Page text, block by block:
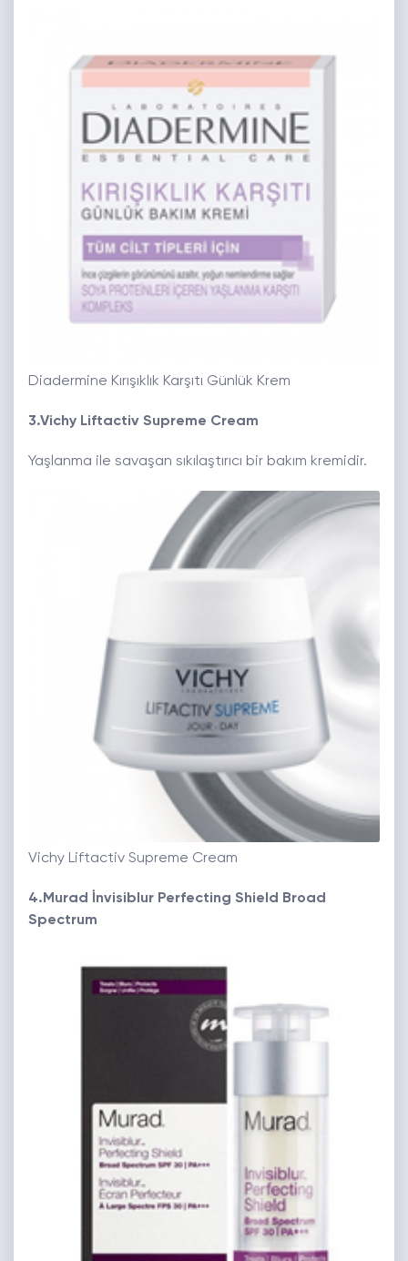
Diadermine Kırışıklık Karşıtı Günlük Krem
3.Vichy Liftactiv Supreme Cream
Yaşlanma ile savaşan sıkılaştırıcı bir bakım kremidir.
Vichy Liftactiv Supreme Cream
4.Murad İnvisiblur Perfecting Shield Broad
Spectrum